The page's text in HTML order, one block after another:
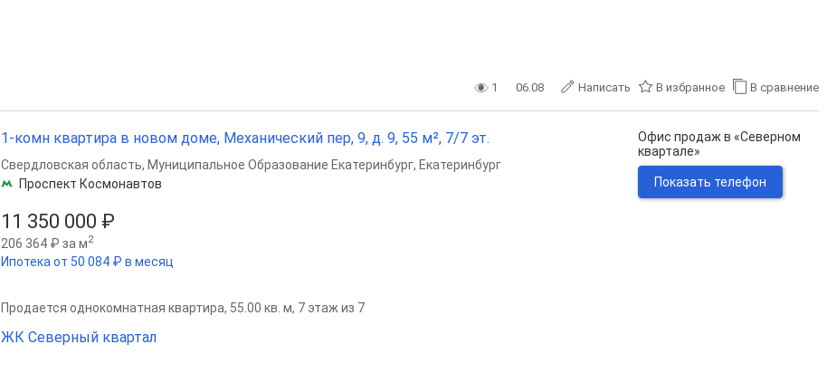
1 06.08 Написать В избранное В сравнение
1-комн квартира в новом доме, Механический пер, 9, д. 9, 55 м², 7/7 эт.
11 350 000 ₽
206 364 ₽ за м2
Ипотека от 50 084 ₽ в месяц
Свердловская область, Муниципальное Образование Екатеринбург, Екатеринбург
Проспект Космонавтов
Продается однокомнатная квартира, 55.00 кв. м, 7 этаж из 7
ЖК Северный квартал
Офис продаж в «Северном
квартале»
Показать телефон